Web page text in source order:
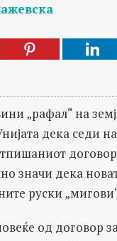
„рафал“ на
дека седи
значи дека
руски
од договор